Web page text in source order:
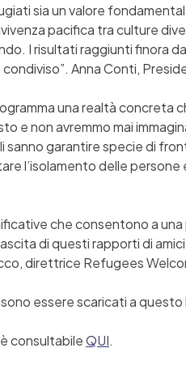
sia un valore
pacifica tra culture
I risultati raggiunti finora
Anna Conti,
una realtà concreta
e non avremmo mai
sanno garantire specie di
l’isolamento delle
che consentono a
di questi rapporti di
direttrice Refugees
essere scaricati a questo
consultabileQUI.